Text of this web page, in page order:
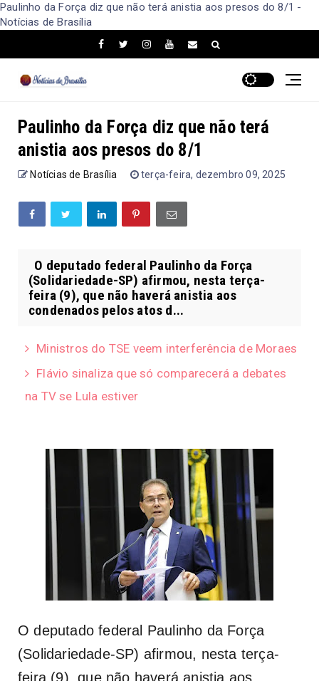
Paulinho da Força diz que não terá anistia aos presos do 8/1 -
Notícias de Brasília
Paulinho da Força diz que não terá
anistia aos presos do 8/1
Notícias de Brasília terça-feira, dezembro 09, 2025
O deputado federal Paulinho da Força
(Solidariedade-SP) afirmou, nesta terça-
feira (9), que não haverá anistia aos
condenados pelos atos d...
Ministros do TSE veem interferência de Moraes
Flávio sinaliza que só comparecerá a debates
na TV se Lula estiver
O deputado federal Paulinho da Força
(Solidariedade-SP) afirmou, nesta terça-
feira (9), que não haverá anistia aos